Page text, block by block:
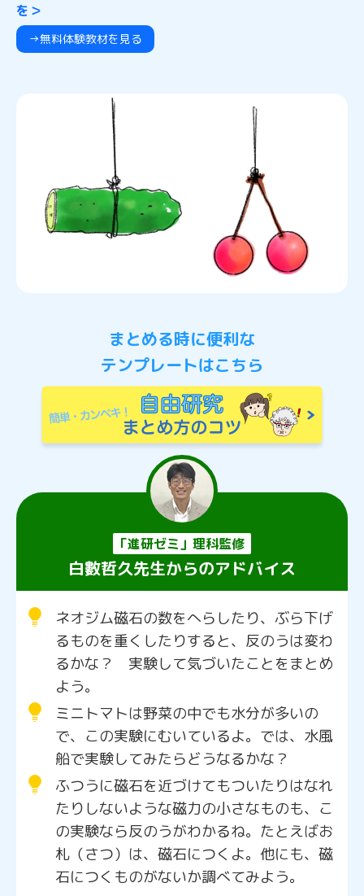
を＞
→無料体験教材を見る
まとめる時に便利な
テンプレートはこちら
「進研ゼミ」理科監修
白數哲久先生からのアドバイス
ネオジム磁石の数をへらしたり、ぶら下げ
るものを重くしたりすると、反のうは変わ
るかな？ 実験して気づいたことをまとめ
よう。
ミニトマトは野菜の中でも水分が多いの
で、この実験にむいているよ。では、水風
船で実験してみたらどうなるかな？
ふつうに磁石を近づけてもついたりはなれ
たりしないような磁力の小さなものも、こ
の実験なら反のうがわかるね。たとえばお
札（さつ）は、磁石につくよ。他にも、磁
石につくものがないか調べてみよう。